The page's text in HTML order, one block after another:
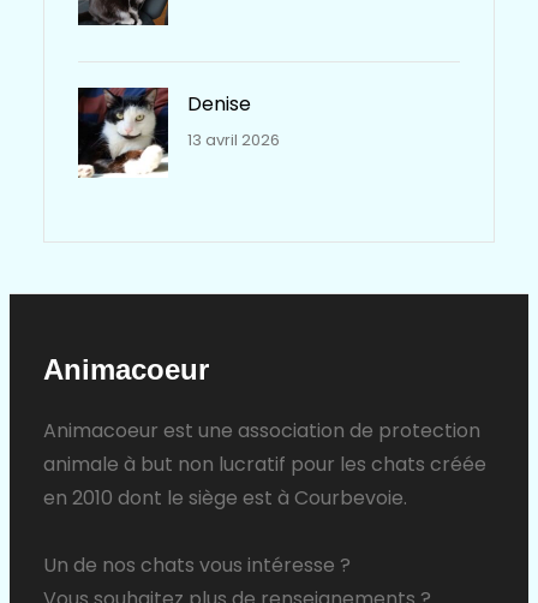
Denise
13 avril 2026
Animacoeur
Animacoeur est une association de protection
animale à but non lucratif pour les chats créée
en 2010 dont le siège est à Courbevoie.
Un de nos chats vous intéresse ?